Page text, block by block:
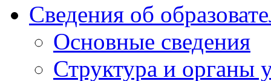
Сведения об
Основные сведения
Структура и органы